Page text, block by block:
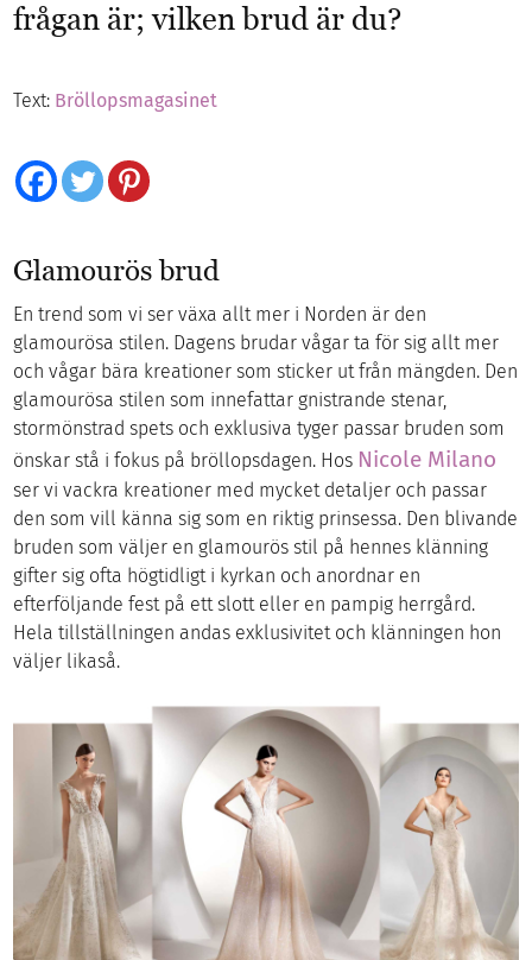
frågan är; vilken brud är du?
Text: Bröllopsmagasinet
Glamourös brud
En trend som vi ser växa allt mer i Norden är den
glamourösa stilen. Dagens brudar vågar ta för sig allt mer
och vågar bära kreationer som sticker ut från mängden. Den
glamourösa stilen som innefattar gnistrande stenar,
stormönstrad spets och exklusiva tyger passar bruden som
önskar stå i fokus på bröllopsdagen. Hos Nicole Milano
ser vi vackra kreationer med mycket detaljer och passar
den som vill känna sig som en riktig prinsessa. Den blivande
bruden som väljer en glamourös stil på hennes klänning
gifter sig ofta högtidligt i kyrkan och anordnar en
efterföljande fest på ett slott eller en pampig herrgård.
Hela tillställningen andas exklusivitet och klänningen hon
väljer likaså.